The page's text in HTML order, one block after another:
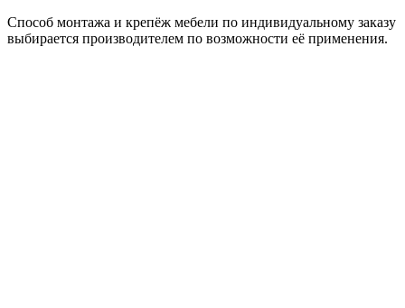
Способ монтажа и крепёж мебели по индивидуальному заказу
выбирается производителем по возможности её применения.